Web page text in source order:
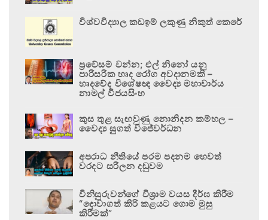
විශ්වවිද්‍යාල කඩඉම් ලකුණු නිකුත් කෙරේ
ප්‍රවේසම් වන්න; එල් නිනෝ යනු
පාරිසරික හෘද රෝග අවදානමකි –
හෘදවේද විශේෂඥ වෛද්‍ය මහාචාර්ය
නාමල් විජයසිංහ
කුස තුළ සැඟවුණු නොනිදන කම්හල –
වෛද්‍ය සුගත් විජේවර්ධන
අපරාධ නීතියේ පරම පදනම හෙවත්
වරදට සරිලන දඬුවම
විනිසුරුවන්ගේ විශ්‍රාම වයස දීර්ඝ කිරීම
“දොවාගත් කිරි කළයට ගොම මුසු
කිරීමක්”